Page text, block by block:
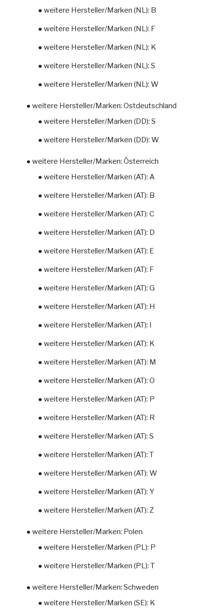
● weitere Hersteller/Marken (NL): B
● weitere Hersteller/Marken (NL): F
● weitere Hersteller/Marken (NL): K
● weitere Hersteller/Marken (NL): S
● weitere Hersteller/Marken (NL): W
● weitere Hersteller/Marken: Ostdeutschland
● weitere Hersteller/Marken (DD): S
● weitere Hersteller/Marken (DD): W
● weitere Hersteller/Marken: Österreich
● weitere Hersteller/Marken (AT): A
● weitere Hersteller/Marken (AT): B
● weitere Hersteller/Marken (AT): C
● weitere Hersteller/Marken (AT): D
● weitere Hersteller/Marken (AT): E
● weitere Hersteller/Marken (AT): F
● weitere Hersteller/Marken (AT): G
● weitere Hersteller/Marken (AT): H
● weitere Hersteller/Marken (AT): I
● weitere Hersteller/Marken (AT): K
● weitere Hersteller/Marken (AT): M
● weitere Hersteller/Marken (AT): O
● weitere Hersteller/Marken (AT): P
● weitere Hersteller/Marken (AT): R
● weitere Hersteller/Marken (AT): S
● weitere Hersteller/Marken (AT): T
● weitere Hersteller/Marken (AT): W
● weitere Hersteller/Marken (AT): Y
● weitere Hersteller/Marken (AT): Z
● weitere Hersteller/Marken: Polen
● weitere Hersteller/Marken (PL): P
● weitere Hersteller/Marken (PL): T
● weitere Hersteller/Marken: Schweden
● weitere Hersteller/Marken (SE): K